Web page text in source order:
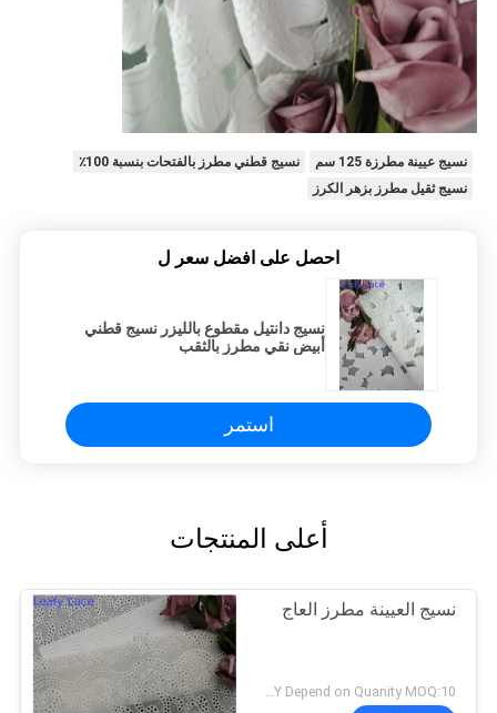
نسيج عيينة مطرزة 125 سم
نسيج قطني مطرز بالفتحات بنسبة 100٪
نسيج ثقيل مطرز بزهر الكرز
احصل على افضل سعر ل
نسيج دانتيل مقطوع بالليزر نسيج قطني
أبيض نقي مطرز بالثقب
استمر
أعلى المنتجات
نسيج العيينة مطرز العاج
USD22-25/Y Depend on Quanity MOQ:10 ياردة